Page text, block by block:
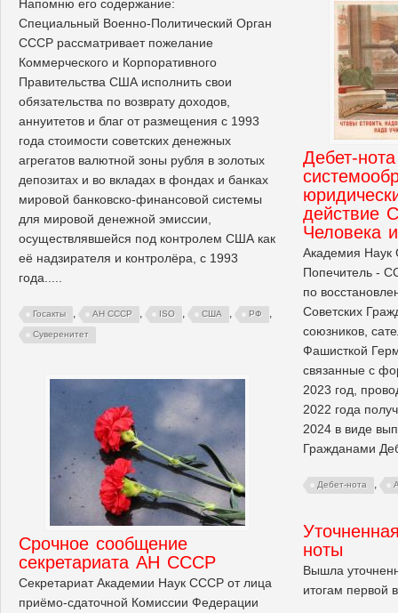
Напомню его содержание:
Специальный Военно-Политический Орган
СССР рассматривает пожелание
Коммерческого и Корпоративного
Правительства США исполнить свои
обязательства по возврату доходов,
аннуитетов и благ от размещения с 1993
года стоимости советских денежных
агрегатов валютной зоны рубля в золотых
депозитах и во вкладах в фондах и банках
мировой банковско-финансовой системы
для мировой денежной эмиссии,
осуществлявшейся под контролем США как
её надзирателя и контролёра, с 1993
года.....
Госакты , АН СССР , ISO , США , РФ ,
Суверенитет
Дебет-
действие
Человека
Академия Наук
Попечитель -
по
Советских
союзников,
Фашисткой
связанные с
2023 год,
2022 года
2024 в виде
Гражданами
Дебет-нота ,
Срочное сообщение
секретариата АН СССР
Секретариат Академии Наук СССР от лица
приёмо-сдаточной Комиссии Федерации
ноты
Вышла
итогам первой